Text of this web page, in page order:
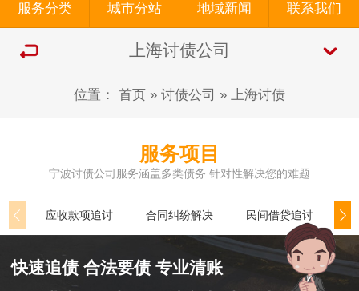
服务分类 城市分站 地域新闻 联系我们
上海讨债公司
位置： 首页 » 讨债公司 » 上海讨债
服务项目
宁波讨债公司服务涵盖多类债务 针对性解决您的难题
应收款项追讨 合同纠纷解决 民间借贷追讨
快速追债 合法要债 专业清账